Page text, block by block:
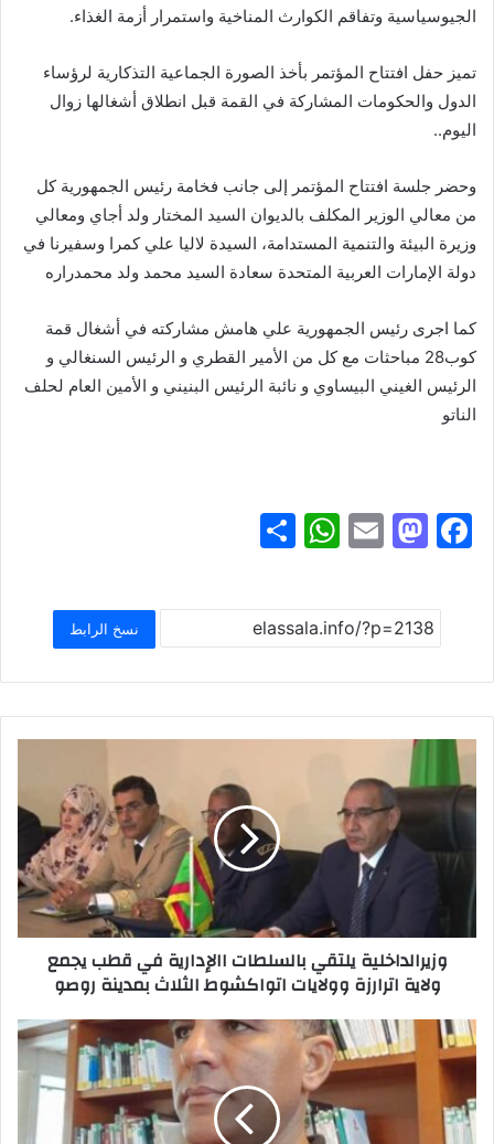
الجیوسیاسیة وتفاقم الكوارث المناخیة واستمرار أزمة الغذاء.
تميز حفل افتتاح المؤتمر بأخذ الصورة الجماعية التذكارية لرؤساء
الدول والحكومات المشاركة في القمة قبل انطلاق أشغالها زوال
اليوم..
وحضر جلسة افتتاح المؤتمر إلى جانب فخامة رئيس الجمهورية كل
من معالي الوزير المكلف بالديوان السيد المختار ولد أجاي ومعالي
وزيرة البيئة والتنمية المستدامة، السيدة لاليا علي كمرا وسفيرنا في
دولة الإمارات العربية المتحدة سعادة السيد محمد ولد محمدراره
كما اجرى رئيس الجمهورية علي هامش مشاركته في أشغال قمة
كوب28 مباحثات مع كل من الأمير القطري و الرئيس السنغالي و
الرئيس الغيني البيساوي و نائبة الرئيس البنيني و الأمين العام لحلف
الناتو
F
c
e
b
o
o
k
M
st
o
d
o
n
E
ai
l
W
at
s
A
p
p
ar
e
نسخ الرابط
وزيرالداخلية يلتقي بالسلطات االإدارية في قطب يجمع
ولاية اترارزة وولايات اتواكشوط الثلاث بمدينة روصو